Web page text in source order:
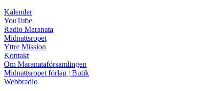
Kalender
YouTube
Radio Maranata
Midnattsropet
Yttre Mission
Kontakt
Om Maranataförsamlingen
Midnattsropet förlag | Butik
Webbradio